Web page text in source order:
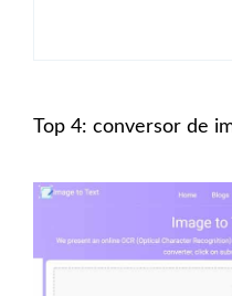
Top 4: conversor de